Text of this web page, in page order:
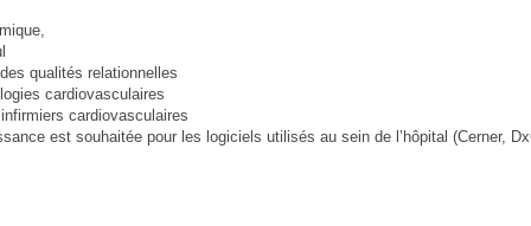
qualités relationnelles
cardiovasculaires
infirmiers cardiovasculaires
est souhaitée pour les logiciels utilisés au sein de l’hôpital (Cerner,